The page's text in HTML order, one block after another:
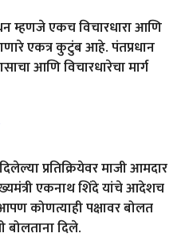
म्हणजे एकच विचारधारा आणि
एकत्र कुटुंब आहे. पंतप्रधान
आणि विचारधारेचा मार्ग
प्रतिक्रियेवर माजी आमदार
एकनाथ शिंदे यांचे आदेशच
कोणत्याही पक्षावर बोलत
बोलताना दिले.